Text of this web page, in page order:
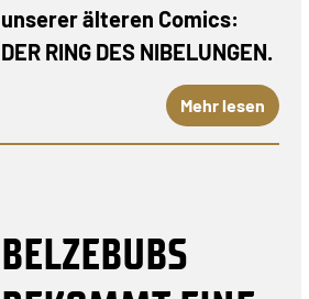
unserer älteren Comics:
DER RING DES NIBELUNGEN.
Mehr lesen
BELZEBUBS